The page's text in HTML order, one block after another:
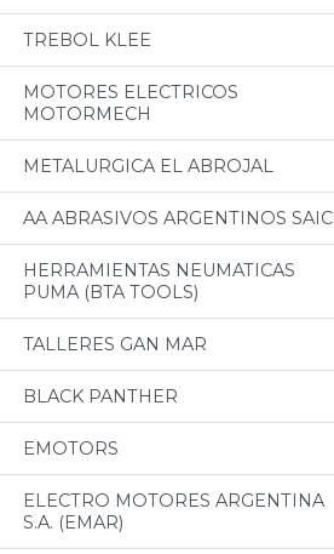
TREBOL KLEE
MOTORES ELECTRICOS
MOTORMECH
METALURGICA EL ABROJAL
AA ABRASIVOS ARGENTINOS SAIC
HERRAMIENTAS NEUMATICAS
PUMA (BTA TOOLS)
TALLERES GAN MAR
BLACK PANTHER
EMOTORS
ELECTRO MOTORES ARGENTINA
S.A. (EMAR)